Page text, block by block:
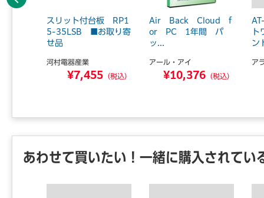
スリット付台板 RP1
5-35LSB ■お取り寄
せ品
河村電器産業
¥7,455 （税込）
Air Back Cloud f
or PC 1年間 パ
ッ...
アール・アイ
¥10,376 （税込）
ト
ン
ア
前へ
あわせて買いたい！一緒に購入されてい